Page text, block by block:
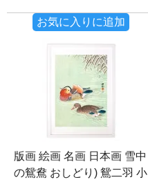
お気に入りに追加
版画 絵画 名画 日本画 雪中
の鴛鴦 おしどり) 鴛二羽 小